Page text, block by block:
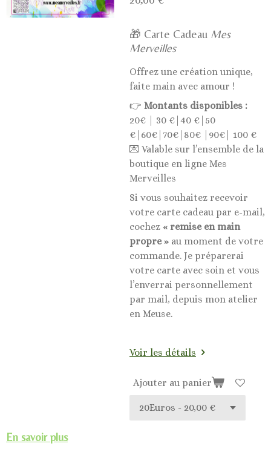
🎁 Carte Cadeau Mes
Merveilles
Offrez une création unique,
faite main avec amour !
👉 Montants disponibles :
20€ | 30 €|40 €|50
€|60€|70€|80€ |90€| 100 €
💌 Valable sur l’ensemble de la
boutique en ligne Mes
Merveilles
Si vous souhaitez recevoir
votre carte cadeau par e-mail,
cochez « remise en main
propre » au moment de votre
commande. Je préparerai
votre carte avec soin et vous
l’enverrai personnellement
par mail, depuis mon atelier
en Meuse.
Voir les détails
Ajouter au panier
En savoir plus